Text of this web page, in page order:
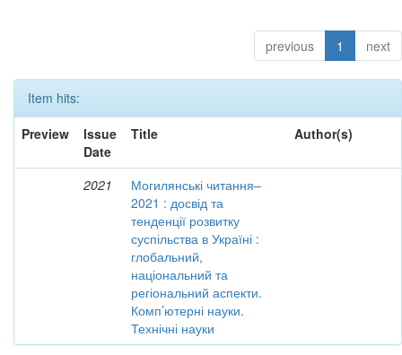
previous 1 next
Item hits:
Preview
Issue
Date
Title Author(s)
2021
Могилянські читання–
2021 : досвід та
тенденції розвитку
суспільства в Україні :
глобальний,
національний та
регіональний аспекти.
Комп’ютерні науки.
Технічні науки